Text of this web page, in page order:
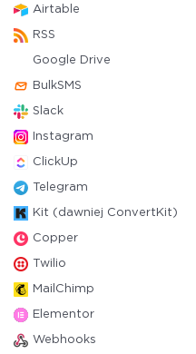
Airtable
RSS
Google Drive
BulkSMS
Slack
Instagram
ClickUp
Telegram
Kit (dawniej ConvertKit)
Copper
Twilio
MailChimp
Elementor
Webhooks